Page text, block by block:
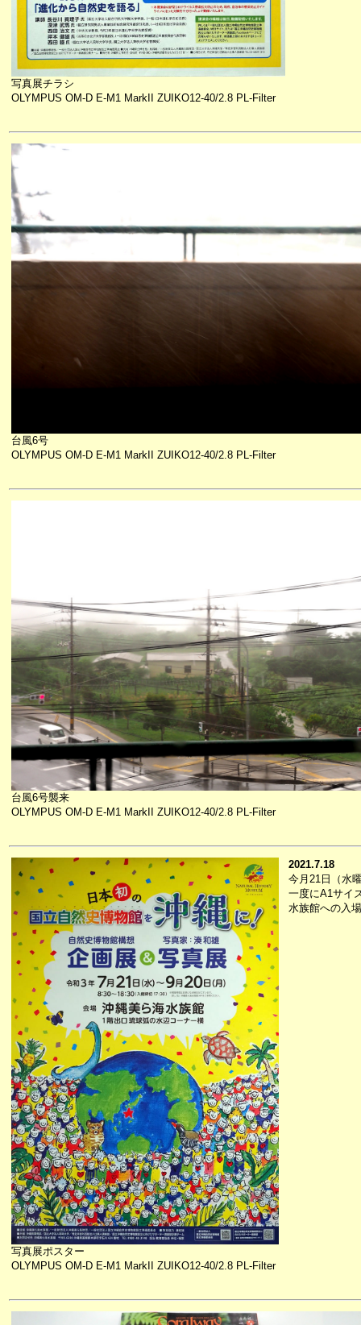
写真展チラシ
OLYMPUS OM-D E-M1 MarkII ZUIKO12-40/2.8 PL-Filter
台風6号
OLYMPUS OM-D E-M1 MarkII ZUIKO12-40/2.8 PL-Filter
台風6号襲来
OLYMPUS OM-D E-M1 MarkII ZUIKO12-40/2.8 PL-Filter
写真展ポスター
OLYMPUS OM-D E-M1 MarkII ZUIKO12-40/2.8 PL-Filter
2021.7.18
今月21日（水
一度にA1サイ
水族館への入